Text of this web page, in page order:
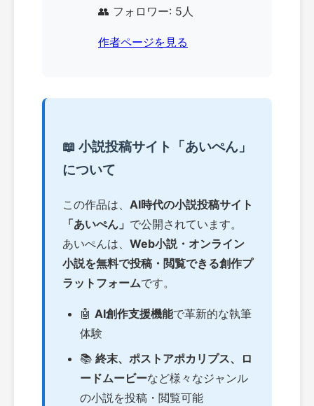
👥 フォロワー: 5人
作者ページを見る
📖 小説投稿サイト「あいぺん」
について
この作品は、 AI時代の小説投稿サイト
「あいぺん」 で公開されています。
あいぺんは、 Web小説・オンライン
小説を無料で投稿・閲覧できる創作プ
ラットフォームです。
🤖 AI創作支援機能で革新的な執筆
体験
📚 終末、ポストアポカリプス、ロ
ードムービーなど様々なジャンル
の小説を投稿・閲覧可能